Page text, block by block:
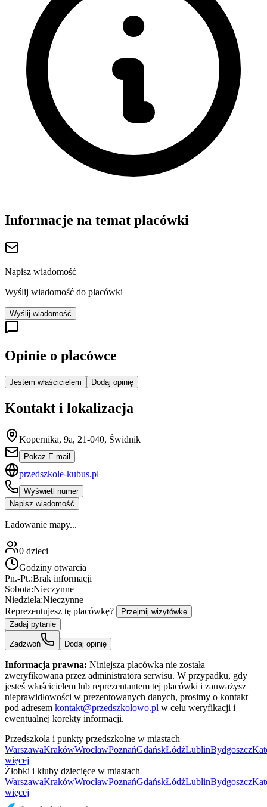
Informacje na temat placówki
Napisz wiadomość
Wyślij wiadomość do placówki
Wyślij wiadomość
Opinie o placówce
Jestem właścicielem Dodaj opinię
Kontakt i lokalizacja
Kopernika, 9a, 21-040, Świdnik
Pokaż E-mail
przedszkole-kubus.pl
Wyświetl numer
Napisz wiadomość
Ładowanie mapy...
0 dzieci
Godziny otwarcia
Pn.-Pt.:Brak informacji
Sobota:Nieczynne
Niedziela:Nieczynne
Reprezentujesz tę placówkę?
Przejmij wizytówkę
Zadaj pytanie
Zadzwoń Dodaj opinię
Informacja prawna: Niniejsza placówka nie została
zweryfikowana przez administratora serwisu. W przypadku, gdy
jesteś właścicielem lub reprezentantem tej placówki i zauważysz
nieprawidłowości w prezentowanych danych, prosimy o kontakt
pod adresem kontakt@przedszkolowo.pl w celu weryfikacji i
ewentualnej korekty informacji.
Przedszkola i punkty przedszkolne w miastach
WarszawaKrakówWrocławPoznańGdańskŁódźLublinBydgoszcz
więcej
Żłobki i kluby dziecięce w miastach
WarszawaKrakówWrocławPoznańGdańskŁódźLublinBydgoszcz
więcej